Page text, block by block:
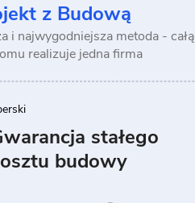
z Budową
i najwygodniejsza metoda -całą
realizuje jedna firma
stałego
budowy